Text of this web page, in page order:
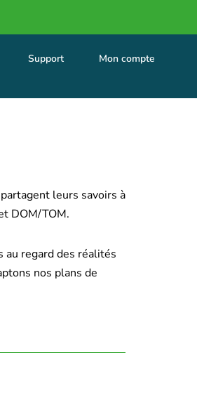
Support Mon compte
leurs savoirs à
DOM/TOM.
au regard des réalités
nos plans de